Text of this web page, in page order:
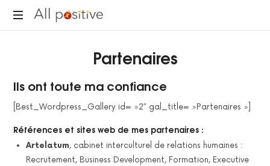
All
Partenaires
Ils ont toute ma confiance
[Best_Wordpress_Gallery id= »2″ gal_title= »Partenaires »]
Références et sites web de mes partenaires :
Artelatum, cabinet interculturel de relations humaines :
Recrutement, Business Development, Formation, Executive